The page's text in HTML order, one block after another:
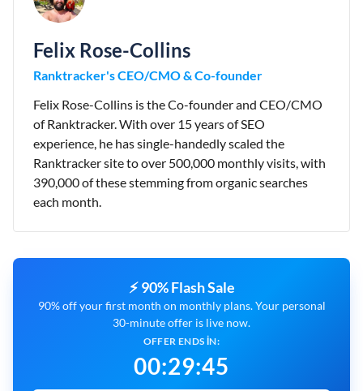
Felix Rose-Collins
Ranktracker's CEO/CMO & Co-founder
Felix Rose-Collins is the Co-founder and CEO/CMO
of Ranktracker. With over 15 years of SEO
experience, he has single-handedly scaled the
Ranktracker site to over 500,000 monthly visits, with
390,000 of these stemming from organic searches
each month.
⚡ 90% Flash Sale
90% off your first month on monthly plans. Your personal
30-minute offer is live now.
OFFER ENDS IN:
00:29:44